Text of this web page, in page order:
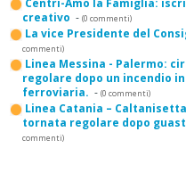
Centri-Amo la Famiglia:
creativo - (0 commenti)
La vice Presidente del
commenti)
Linea Messina - Palermo:
regolare dopo un incendio
ferroviaria. - (0 commenti)
Linea Catania –
tornata regolare dopo
commenti)